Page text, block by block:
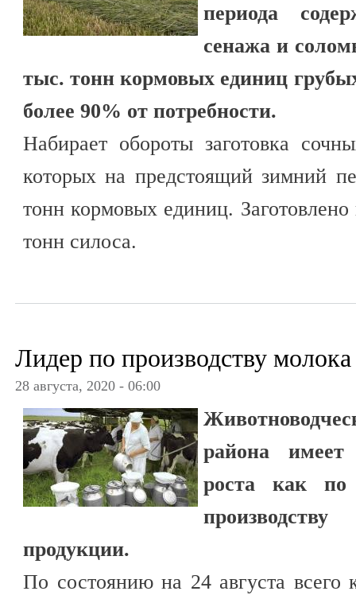
периода
сенажа и
тыс. тонн кормовых единиц
более 90% от потребности.
Набирает обороты заготовка
которых на предстоящий зимний
тонн кормовых единиц.
тонн силоса.
Лидер по производству молока
28 августа, 2020 - 06:00
района
роста как
продукции.
По состоянию на 24 августа всего